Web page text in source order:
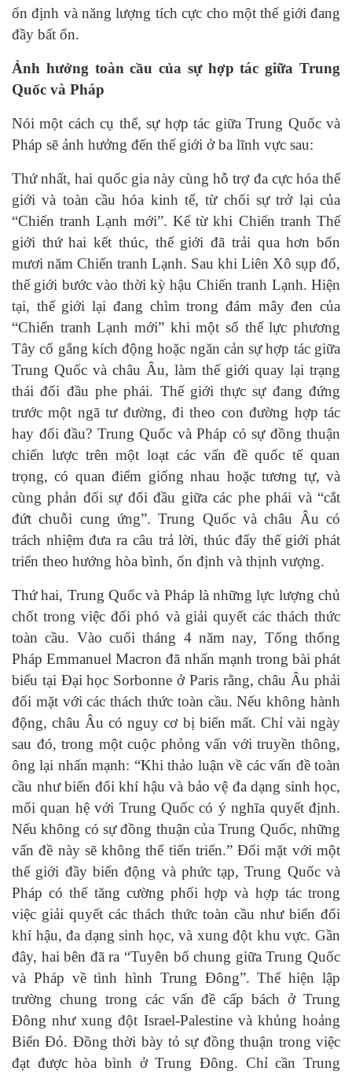
ổn định và năng lượng tích cực cho một thế giới đang
đầy bất ổn.
Ảnh hưởng toàn cầu của sự hợp tác giữa Trung
Quốc và Pháp
Nói một cách cụ thể, sự hợp tác giữa Trung Quốc và
Pháp sẽ ảnh hưởng đến thế giới ở ba lĩnh vực sau:
Thứ nhất, hai quốc gia này cùng hỗ trợ đa cực hóa thế
giới và toàn cầu hóa kinh tế, từ chối sự trở lại của
“Chiến tranh Lạnh mới”. Kể từ khi Chiến tranh Thế
giới thứ hai kết thúc, thế giới đã trải qua hơn bốn
mươi năm Chiến tranh Lạnh. Sau khi Liên Xô sụp đổ,
thế giới bước vào thời kỳ hậu Chiến tranh Lạnh. Hiện
tại, thế giới lại đang chìm trong đám mây đen của
“Chiến tranh Lạnh mới” khi một số thế lực phương
Tây cố gắng kích động hoặc ngăn cản sự hợp tác giữa
Trung Quốc và châu Âu, làm thế giới quay lại trạng
thái đối đầu phe phái. Thế giới thực sự đang đứng
trước một ngã tư đường, đi theo con đường hợp tác
hay đối đầu? Trung Quốc và Pháp có sự đồng thuận
chiến lược trên một loạt các vấn đề quốc tế quan
trọng, có quan điểm giống nhau hoặc tương tự, và
cùng phản đối sự đối đầu giữa các phe phái và “cắt
đứt chuỗi cung ứng”. Trung Quốc và châu Âu có
trách nhiệm đưa ra câu trả lời, thúc đẩy thế giới phát
triển theo hướng hòa bình, ổn định và thịnh vượng.
Thứ hai, Trung Quốc và Pháp là những lực lượng chủ
chốt trong việc đối phó và giải quyết các thách thức
toàn cầu. Vào cuối tháng 4 năm nay, Tổng thống
Pháp Emmanuel Macron đã nhấn mạnh trong bài phát
biểu tại Đại học Sorbonne ở Paris rằng, châu Âu phải
đối mặt với các thách thức toàn cầu. Nếu không hành
động, châu Âu có nguy cơ bị biến mất. Chỉ vài ngày
sau đó, trong một cuộc phỏng vấn với truyền thông,
ông lại nhấn mạnh: “Khi thảo luận về các vấn đề toàn
cầu như biến đổi khí hậu và bảo vệ đa dạng sinh học,
mối quan hệ với Trung Quốc có ý nghĩa quyết định.
Nếu không có sự đồng thuận của Trung Quốc, những
vấn đề này sẽ không thể tiến triển.” Đối mặt với một
thế giới đầy biến động và phức tạp, Trung Quốc và
Pháp có thể tăng cường phối hợp và hợp tác trong
việc giải quyết các thách thức toàn cầu như biến đổi
khí hậu, đa dạng sinh học, và xung đột khu vực. Gần
đây, hai bên đã ra “Tuyên bố chung giữa Trung Quốc
và Pháp về tình hình Trung Đông”. Thể hiện lập
trường chung trong các vấn đề cấp bách ở Trung
Đông như xung đột Israel-Palestine và khủng hoảng
Biển Đỏ. Đồng thời bày tỏ sự đồng thuận trong việc
đạt được hòa bình ở Trung Đông. Chỉ cần Trung